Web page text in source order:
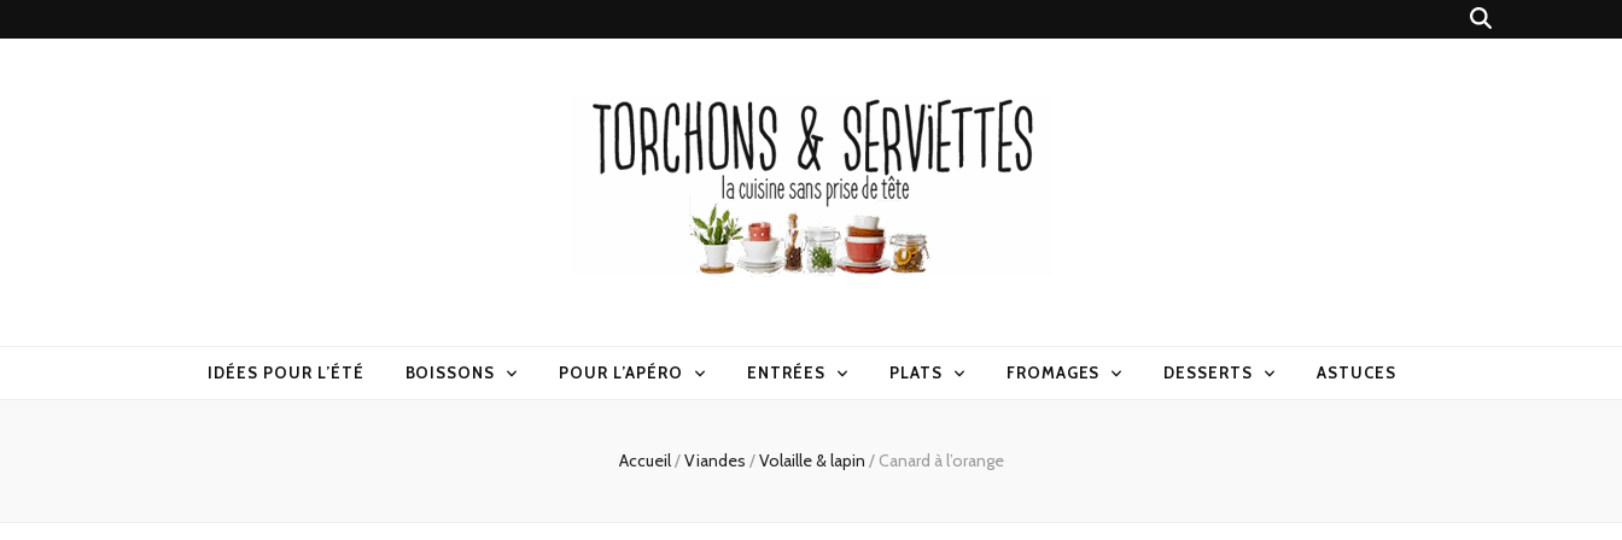
IDÉES POUR L’ÉTÉ BOISSONS POUR L’APÉRO ENTRÉES PLATS FROMAGES DESSERTS ASTUCES
Accueil/Viandes /Volaille & lapin / Canard à l’orange